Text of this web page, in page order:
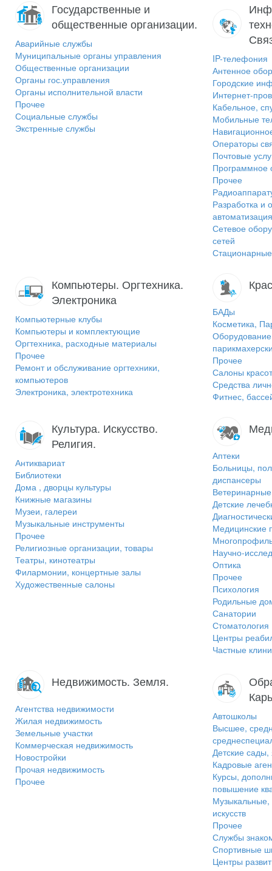
Государственные и
общественные организации.
Аварийные службы
Муниципальные органы управления
Общественные организации
Органы гос.управления
Органы исполнительной власти
Прочее
Социальные службы
Экстренные службы
IP-телефония
Антенное
Городские
Интернет-
Кабельное,
Мобильные
Операторы
Почтовые
Программное
Прочее
Разработка и
автоматизация
Сетевое
сетей
Компьютеры. Оргтехника.
Электроника
Компьютерные клубы
Компьютеры и комплектующие
Оргтехника, расходные материалы
Прочее
Ремонт и обслуживание оргтехники,
компьютеров
Электроника, электротехника
БАДы
Косметика,
Прочее
Салоны
Средства
Фитнес,
Культура. Искусство.
Религия.
Антиквариат
Библиотеки
Дома , дворцы культуры
Книжные магазины
Музеи, галереи
Музыкальные инструменты
Прочее
Религиозные организации, товары
Театры, кинотеатры
Филармонии, концертные залы
Художественные салоны
Аптеки
Больницы,
диспансеры
Детские
Медицинские
Научно-
Оптика
Прочее
Психология
Родильные
Санатории
Стоматология
Центры
Частные
Недвижимость. Земля.
Агентства недвижимости
Жилая недвижимость
Земельные участки
Коммерческая недвижимость
Новостройки
Прочая недвижимость
Прочее
Автошколы
Высшее,
Детские
Кадровые
Курсы,
повышение
искусств
Прочее
Службы
Спортивные
Центры